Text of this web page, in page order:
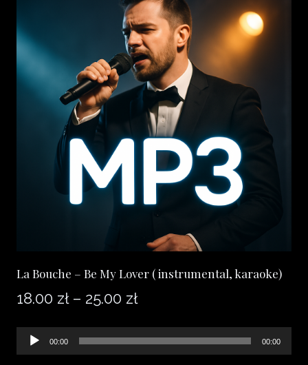
La Bouche – Be My Lover ( instrumental, karaoke)
18.00 zł – 25.00 złZakres
cen:
od
Odtwarzacz
plików
00:00 00:00